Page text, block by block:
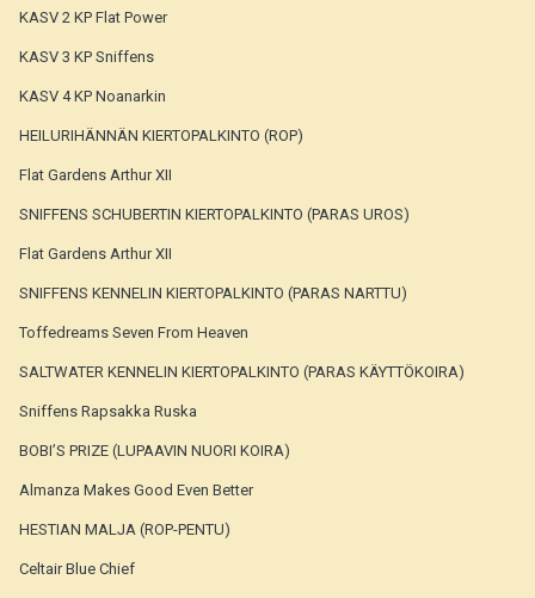
KASV 2 KP Flat Power
KASV 3 KP Sniffens
KASV 4 KP Noanarkin
HEILURIHÄNNÄN KIERTOPALKINTO (ROP)
Flat Gardens Arthur XII
SNIFFENS SCHUBERTIN KIERTOPALKINTO (PARAS UROS)
Flat Gardens Arthur XII
SNIFFENS KENNELIN KIERTOPALKINTO (PARAS NARTTU)
Toffedreams Seven From Heaven
SALTWATER KENNELIN KIERTOPALKINTO (PARAS KÄYTTÖKOIRA)
Sniffens Rapsakka Ruska
BOBI’S PRIZE (LUPAAVIN NUORI KOIRA)
Almanza Makes Good Even Better
HESTIAN MALJA (ROP-PENTU)
Celtair Blue Chief